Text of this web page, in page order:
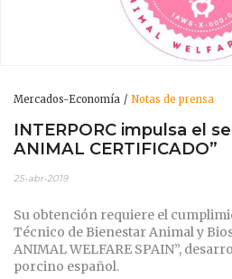
Mercados-Economía Notas de prensa
INTERPORC impulsa el
ANIMAL CERTIFICADO”
25-abr-2019
Su obtención requiere el
Técnico de Bienestar Animal y
ANIMAL WELFARE SPAIN”,
porcino español.